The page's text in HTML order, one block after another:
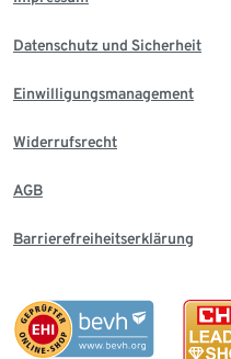
Datenschutz und Sicherheit
Einwilligungsmanagement
Widerrufsrecht
AGB
Barrierefreiheitserklärung